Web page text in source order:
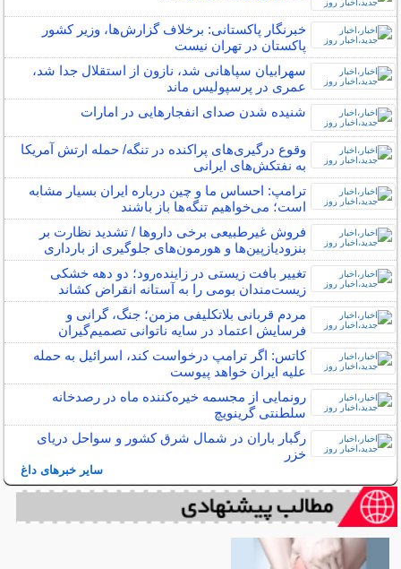
خبرنگار پاکستانی: برخلاف گزارش‌ها، وزیر کشور
پاکستان در تهران نیست
سهرابیان سپاهانی شد، نازون از استقلال جدا شد،
عمری در پرسپولیس ماند
شنیده شدن صدای انفجارهایی در امارات
وقوع درگیری‌های پراکنده در تنگه/ حمله ارتش آمریکا
به نفتکش‌های ایرانی
ترامپ: احساس ما و چین درباره ایران بسیار مشابه
است؛ می‌خواهیم تنگه‌ها باز باشند
فروش غیرطبیعی برخی داروها / تشدید نظارت بر
بنزودیازپین‌ها و هورمون‌های جلوگیری از بارداری
تغییر بافت زیستی در زاینده‌رود؛ دو دهه خشکی
زیست‌مندان بومی را به آستانه انقراض کشاند
مردم قربانی بلاتکلیفی مزمن؛ جنگ، گرانی و
فرسایش اعتماد در سایه ناتوانی تصمیم‌گیران
کاتس: اگر ترامپ درخواست کند، اسرائیل به حمله
علیه ایران خواهد پیوست
رونمایی از مجسمه خیره‌کننده ماه در رصدخانه
سلطنتی گرینویچ
رگبار باران در شمال شرق کشور و سواحل دریای
خزر
سایر خبرهای داغ